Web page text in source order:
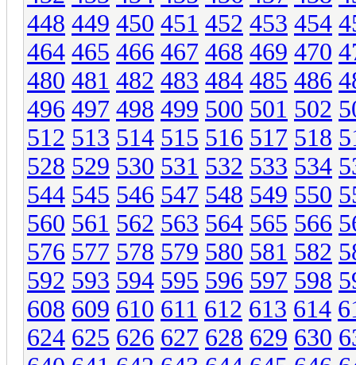
448 449 450 451 452 453 454
464 465 466 467 468 469 470
480 481 482 483 484 485 486
496 497 498 499 500 501 502
512 513 514 515 516 517 518
528 529 530 531 532 533 534
544 545 546 547 548 549 550
560 561 562 563 564 565 566
576 577 578 579 580 581 582
592 593 594 595 596 597 598
608 609 610 611 612 613 614
624 625 626 627 628 629 630